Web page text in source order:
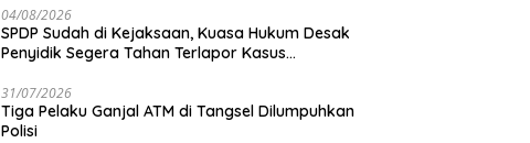
04/08/2026
SPDP Sudah di Kejaksaan, Kuasa Hukum Desak
Penyidik Segera Tahan Terlapor Kasus
31/07/2026
Tiga Pelaku Ganjal ATM di Tangsel Dilumpuhkan
Polisi